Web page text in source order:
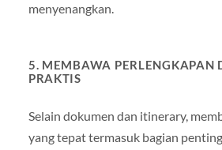
menyenangkan.
5. MEMBAWA PERLENGKAPAN
PRAKTIS
Selain dokumen dan itinerary,
yang tepat termasuk bagian